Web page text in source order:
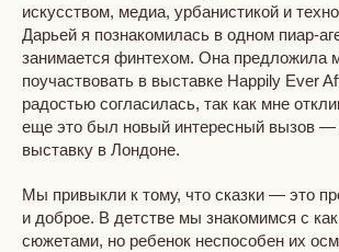
искусством, медиа, урбанистикой и
Дарьей я познакомилась в одном
занимается финтехом. Она предложила
поучаствовать в выставке Happily Ever
радостью согласилась, так как мне
еще это был новый интересный вызов —
выставку в Лондоне.
Мы привыкли к тому, что сказки — это
и доброе. В детстве мы знакомимся с
сюжетами, но ребенок неспособен их